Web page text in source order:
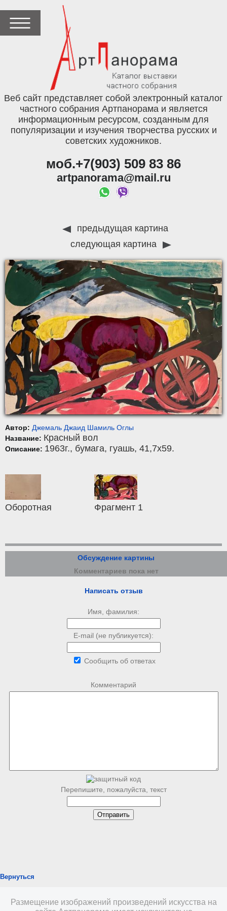
Веб сайт представляет собой электронный каталог
частного собрания Артпанорама и является
информационным ресурсом, созданным для
популяризации и изучения творчества русских и
советских художников.
моб.+7(903) 509 83 86
artpanorama@mail.ru
предыдущая картина
следующая картина
Автор: Джемаль Джаид Шамиль Оглы
Название: Красный вол
Описание: 1963г., бумага, гуашь, 41,7x59.
Оборотная Фрагмент 1
Обсуждение картины
Комментариев пока нет
Написать отзыв
Имя, фамилия:
E-mail (не публикуется):
Сообщить об ответах
Комментарий
Перепишите, пожалуйста, текст
Вернуться
Размещение изображений произведений искусства на